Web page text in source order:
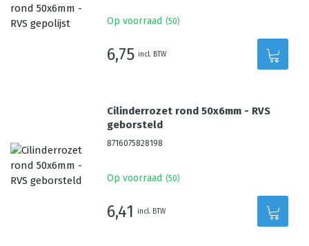
Op voorraad (50)
6,75 incl. BTW
Cilinderrozet rond 50x6mm - RVS
geborsteld
8716075828198
Op voorraad (50)
6,41 incl. BTW